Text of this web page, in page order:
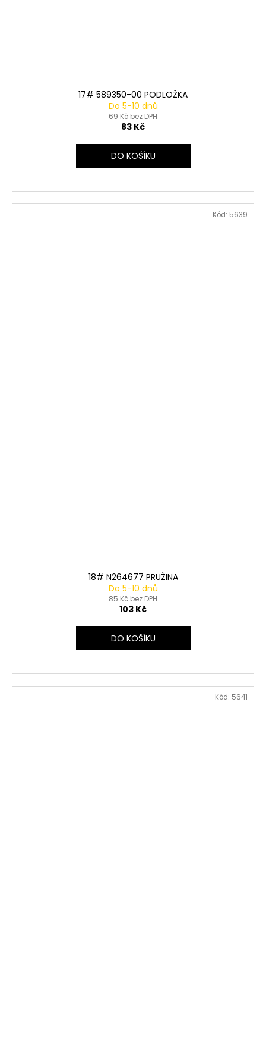
17# 589350-00 PODLOŽKA
Do 5-10 dnů
69 Kč bez DPH
83 Kč
DO KOŠÍKU
18# N264677 PRUŽINA
Do 5-10 dnů
85 Kč bez DPH
103 Kč
DO KOŠÍKU
Kód: 5639
Kód: 5641